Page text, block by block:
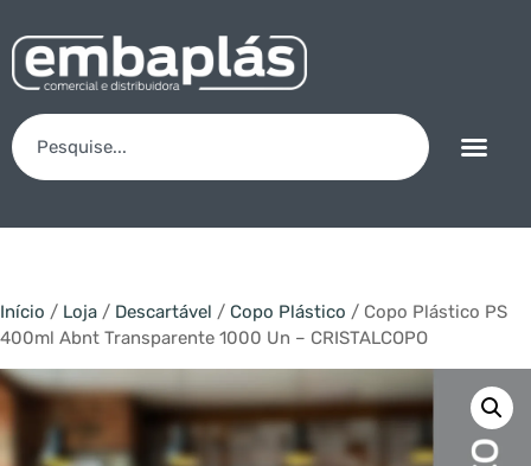
Início / Loja / Descartável / Copo Plástico / Copo Plástico PS
400ml Abnt Transparente 1000 Un – CRISTALCOPO